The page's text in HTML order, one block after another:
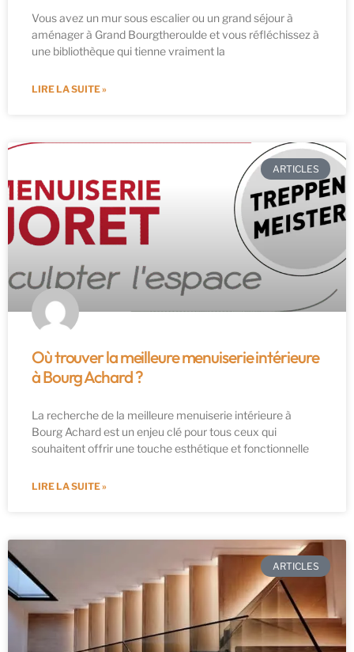
Vous avez un mur sous escalier ou un grand séjour à
aménager à Grand Bourgtheroulde et vous réfléchissez à
une bibliothèque qui tienne vraiment la
LIRE LA SUITE »
ARTICLES
Où trouver la meilleure menuiserie intérieure
à Bourg Achard ?
La recherche de la meilleure menuiserie intérieure à
Bourg Achard est un enjeu clé pour tous ceux qui
souhaitent offrir une touche esthétique et fonctionnelle
LIRE LA SUITE »
ARTICLES